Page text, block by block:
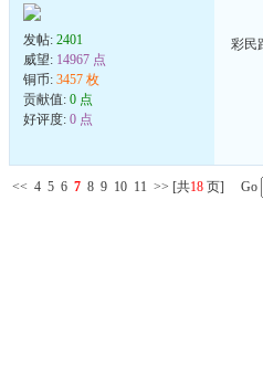
发帖: 2401
威望: 14967 点
铜币: 3457 枚
贡献值: 0 点
好评度: 0 点
彩民
<< 4 5 6 7 8 9 10 11 >> [共18 页] Go